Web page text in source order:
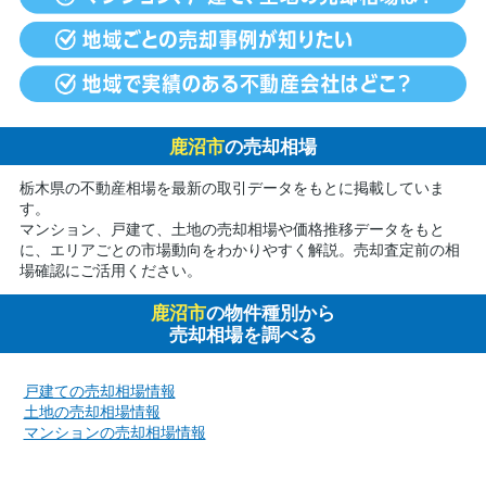
鹿沼市の売却相場
栃木県の不動産相場を最新の取引データをもとに掲載していま
す。
マンション、戸建て、土地の売却相場や価格推移データをもと
に、エリアごとの市場動向をわかりやすく解説。売却査定前の相
場確認にご活用ください。
鹿沼市の物件種別から
売却相場を調べる
戸建ての売却相場情報
土地の売却相場情報
マンションの売却相場情報